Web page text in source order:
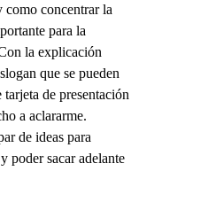
como concentrar la
para la
la explicación
que se pueden
de presentación
a aclararme.
de ideas para
poder sacar adelante